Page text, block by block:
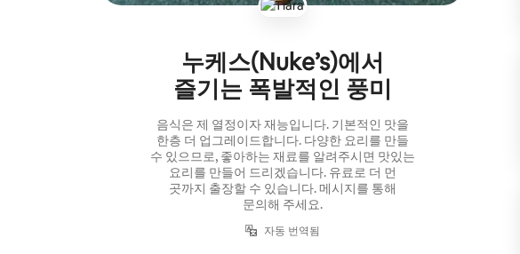
누케스(Nuke’s)에서
즐기는 폭발적인 풍미
음식은 제 열정이자 재능입니다. 기본적인 맛을
한층 더 업그레이드합니다. 다양한 요리를 만들
수 있으므로, 좋아하는 재료를 알려주시면 맛있는
요리를 만들어 드리겠습니다. 유료로 더 먼
곳까지 출장할 수 있습니다. 메시지를 통해
문의해 주세요.
자동 번역됨